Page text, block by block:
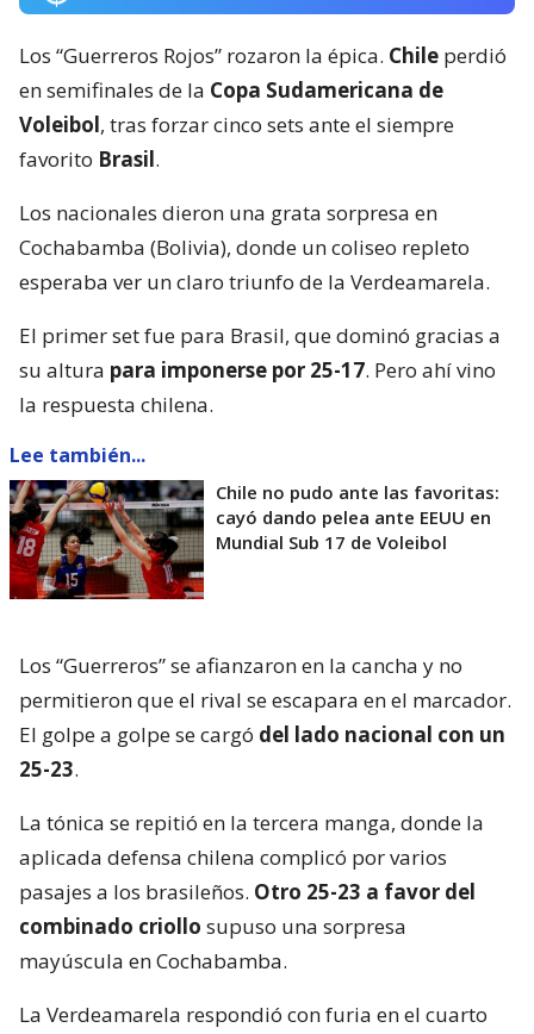
Los “Guerreros Rojos” rozaron la épica. Chile perdió
en semifinales de la Copa Sudamericana de
Voleibol, tras forzar cinco sets ante el siempre
favorito Brasil.
Los nacionales dieron una grata sorpresa en
Cochabamba (Bolivia), donde un coliseo repleto
esperaba ver un claro triunfo de la Verdeamarela.
El primer set fue para Brasil, que dominó gracias a
su altura para imponerse por 25-17. Pero ahí vino
la respuesta chilena.
Lee también...
Chile no pudo ante las favoritas:
cayó dando pelea ante EEUU en
Mundial Sub 17 de Voleibol
Los “Guerreros” se afianzaron en la cancha y no
permitieron que el rival se escapara en el marcador.
El golpe a golpe se cargó del lado nacional con un
25-23.
La tónica se repitió en la tercera manga, donde la
aplicada defensa chilena complicó por varios
pasajes a los brasileños. Otro 25-23 a favor del
combinado criollo supuso una sorpresa
mayúscula en Cochabamba.
La Verdeamarela respondió con furia en el cuarto